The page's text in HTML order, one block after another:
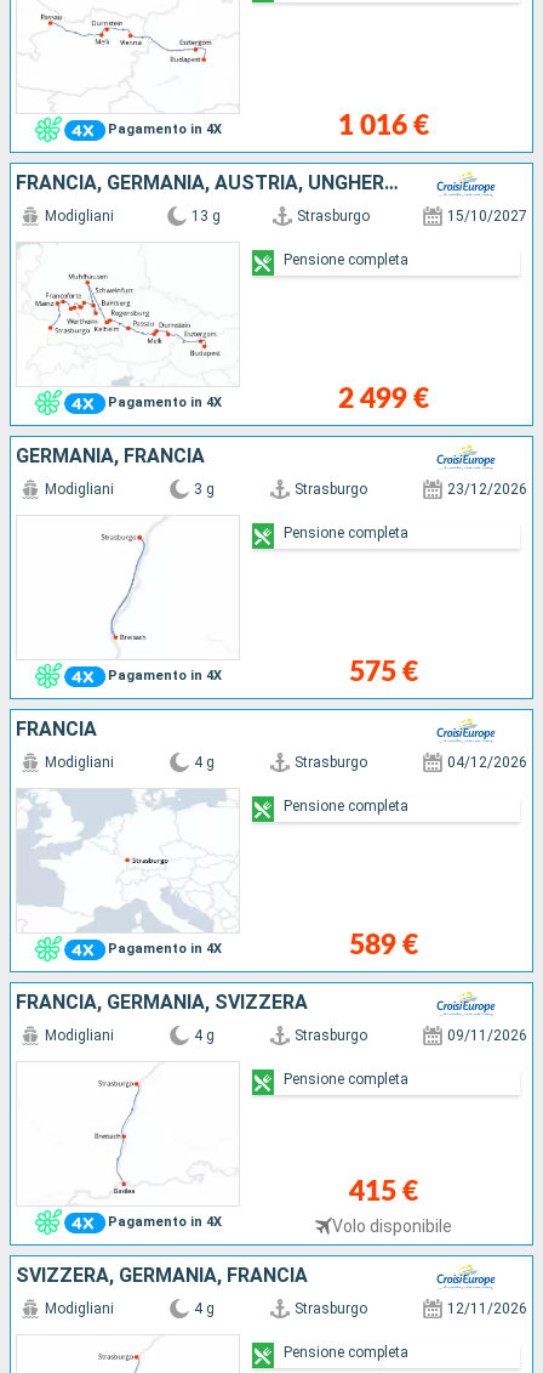
Pagamento in 4X 1 016 €
FRANCIA, GERMANIA, AUSTRIA, UNGHERIA
Pagamento in 4X
Modigliani 13 g Strasburgo 15/10/2027
2 499 €
Pensione completa
GERMANIA, FRANCIA
Pagamento in 4X
Modigliani 3 g Strasburgo 23/12/2026
575 €
Pensione completa
FRANCIA
Pagamento in 4X
Modigliani 4 g Strasburgo 04/12/2026
589 €
Pensione completa
FRANCIA, GERMANIA, SVIZZERA
Pagamento in 4X
Modigliani 4 g Strasburgo 09/11/2026
415 €
Volo disponibile
Pensione completa
SVIZZERA, GERMANIA, FRANCIA
Modigliani 4 g Strasburgo 12/11/2026
Pensione completa